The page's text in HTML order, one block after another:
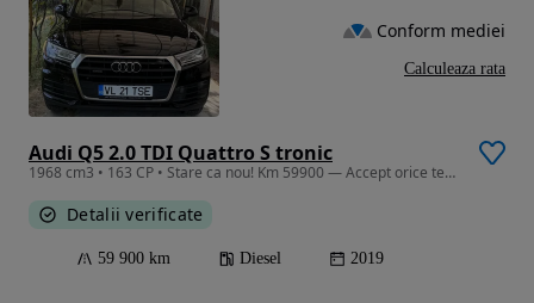
Audi Q5 2.0 TDI Quattro S tronic
1968 cm3 • 163 CP • Stare ca nou! Km 59900 — Accept orice test reprezentanta
Detalii verificate
59 900 km Diesel 2019
Conform mediei
Calculeaza rata